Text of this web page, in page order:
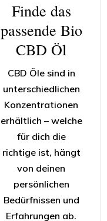
Finde das
passende Bio
CBD Öl
CBD Öle sind in
unterschiedlichen
Konzentrationen
erhältlich – welche
für dich die
richtige ist, hängt
von deinen
persönlichen
Bedürfnissen und
Erfahrungen ab.